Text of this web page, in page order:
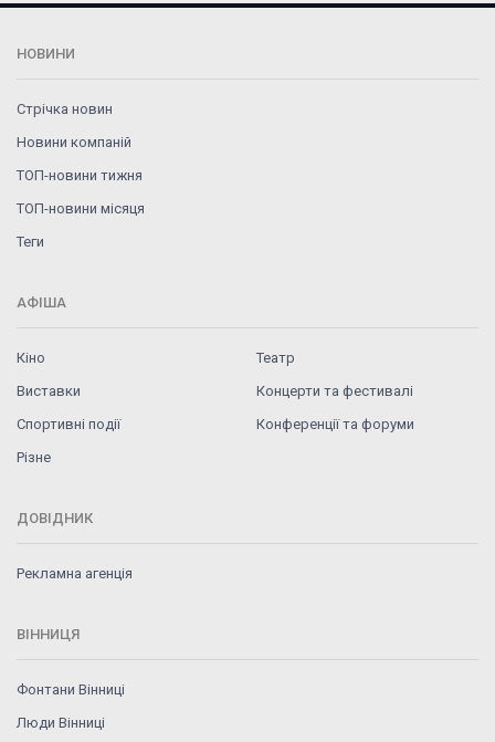
НОВИНИ
Стрічка новин
Новини компаній
ТОП-новини тижня
ТОП-новини місяця
Теги
АФІША
Кіно
Театр
Виставки
Концерти та фестивалі
Спортивні події
Конференції та форуми
Різне
ДОВІДНИК
Рекламна агенція
ВІННИЦЯ
Фонтани Вінниці
Люди Вінниці